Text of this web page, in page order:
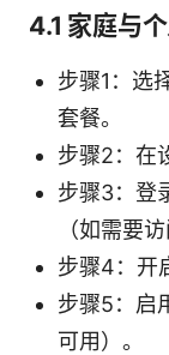
4.1 家庭与
步骤1：选
套餐。
步骤2：在
步骤3：登
（如需要
步骤4：开
步骤5：启
可用）。